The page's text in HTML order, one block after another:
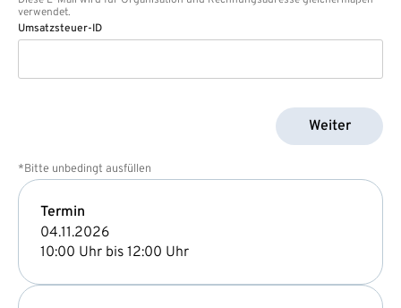
verwendet.
Umsatzsteuer-ID
Weiter
*Bitte unbedingt ausfüllen
Termin
04.11.2026
10:00 Uhr bis 12:00 Uhr